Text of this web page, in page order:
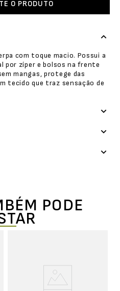
O PRODUTO
com toque macio. Possui a
zíper e bolsos na frente
mangas, protege das
tecido que traz sensação de
PODE